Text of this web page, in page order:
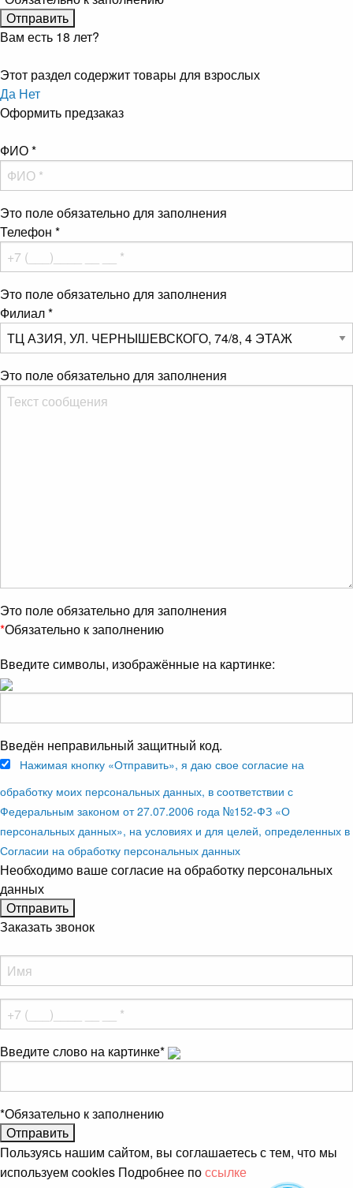
Вам есть 18 лет?
Этот раздел содержит товары для взрослых
Да Нет
Оформить предзаказ
ФИО*
Это поле обязательно для заполнения
Телефон *
Это поле обязательно для заполнения
Филиал*
Это поле обязательно для заполнения
Это поле обязательно для заполнения
*Обязательно к заполнению
Введите символы, изображённые на картинке:
Введён неправильный защитный код.
Нажимая кнопку «Отправить», я даю свое согласие на
обработку моих персональных данных, в соответствии с
Федеральным законом от 27.07.2006 года №152-ФЗ «О
персональных данных», на условиях и для целей, определенных в
Согласии на обработку персональных данных
Необходимо ваше согласие на обработку персональных
данных
Заказать звонок
Введите слово на картинке*
*Обязательно к заполнению
Пользуясь нашим сайтом, вы соглашаетесь с тем, что мы
используем cookies Подробнее поссылке